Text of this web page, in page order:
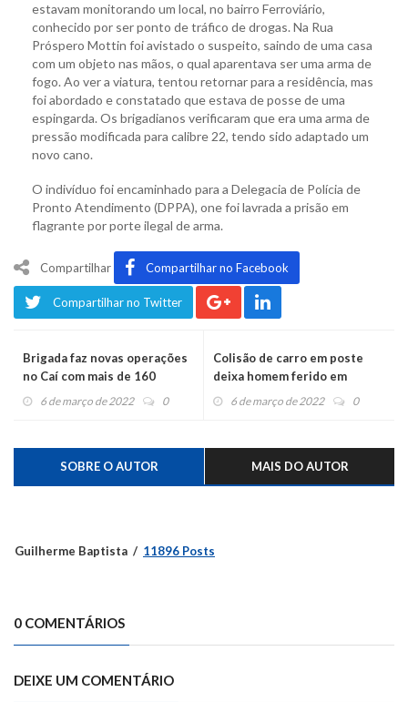
estavam monitorando um local, no bairro Ferroviário,
conhecido por ser ponto de tráfico de drogas. Na Rua
Próspero Mottin foi avistado o suspeito, saindo de uma casa
com um objeto nas mãos, o qual aparentava ser uma arma de
fogo. Ao ver a viatura, tentou retornar para a residência, mas
foi abordado e constatado que estava de posse de uma
espingarda. Os brigadianos verificaram que era uma arma de
pressão modificada para calibre 22, tendo sido adaptado um
novo cano.
O indivíduo foi encaminhado para a Delegacia de Polícia de
Pronto Atendimento (DPPA), one foi lavrada a prisão em
flagrante por porte ilegal de arma.
Compartilhar Compartilhar no Facebook
Compartilhar no Twitter
Brigada faz novas operações
no Caí com mais de 160
pessoas abordadas
6 de março de 2022 0
Colisão de carro em poste
deixa homem ferido em
Salvador do Sul
6 de março de 2022 0
SOBRE O AUTOR MAIS DO AUTOR
Guilherme Baptista 11896 Posts
0 COMENTÁRIOS
DEIXE UM COMENTÁRIO